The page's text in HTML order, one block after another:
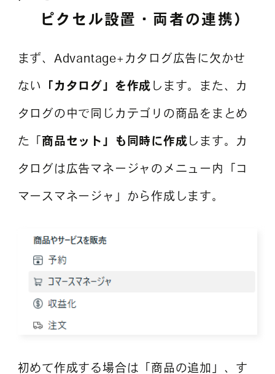
ピクセル設置・両者の連携）
まず、Advantage+カタログ広告に欠かせ
ない 「カタログ」を作成 します。また、カ
タログの中で同じカテゴリの商品をまとめ
た「 商品セット」も同時に作成 します。カ
タログは広告マネージャのメニュー内「コ
マースマネージャ」から作成します。
初めて作成する場合は「商品の追加」、す